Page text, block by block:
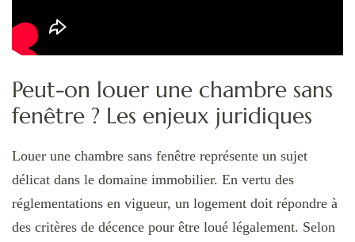
Peut-on louer une chambre sans
fenêtre ? Les enjeux juridiques
Louer une chambre sans fenêtre représente un sujet
délicat dans le domaine immobilier. En vertu des
réglementations en vigueur, un logement doit répondre à
des critères de décence pour être loué légalement. Selon